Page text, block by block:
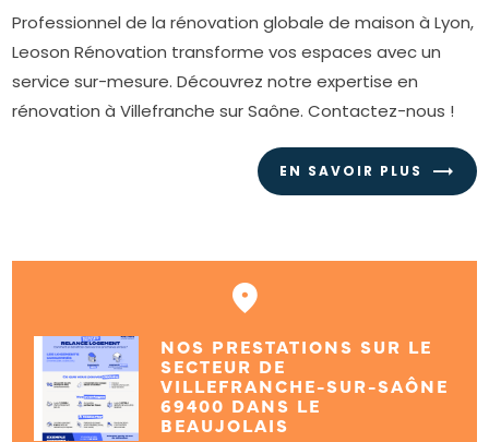
Professionnel de la rénovation globale de maison à Lyon,
Leoson Rénovation transforme vos espaces avec un
service sur-mesure. Découvrez notre expertise en
rénovation à Villefranche sur Saône. Contactez-nous !
EN SAVOIR PLUS
NOS PRESTATIONS SUR LE
SECTEUR DE
VILLEFRANCHE-SUR-SAÔNE
69400 DANS LE
BEAUJOLAIS